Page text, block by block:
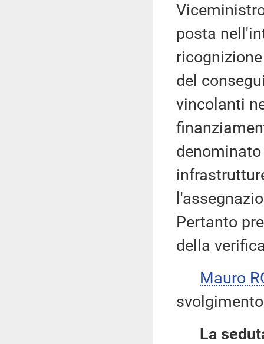
posta
del
vincolanti
Pertanto
della
Mauro
La